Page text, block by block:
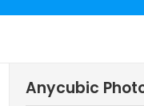
Anycubic